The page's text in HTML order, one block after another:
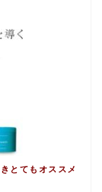
とてもオススメ